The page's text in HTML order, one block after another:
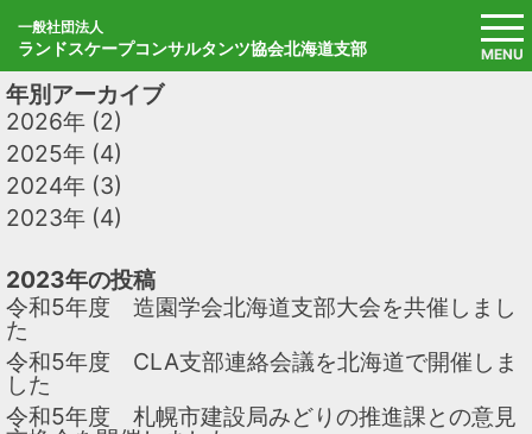
to
content
⼀般社団法⼈
ランドスケープコンサルタンツ協会北海道支部 MENU
年別アーカイブ
2026年 (2)
2025年 (4)
2024年 (3)
2023年 (4)
2023年の投稿
令和5年度 造園学会北海道支部大会を共催しまし
た
令和5年度 CLA支部連絡会議を北海道で開催しま
した
令和5年度 札幌市建設局みどりの推進課との意見